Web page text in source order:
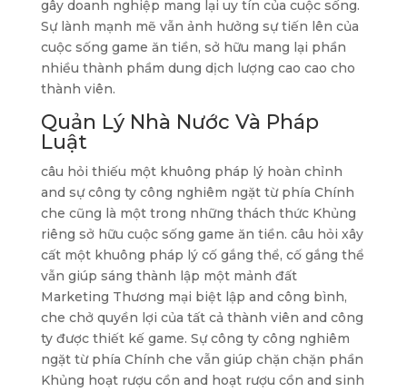
gây doanh nghiệp mang lại uy tín của cuộc sống.
Sự lành mạnh mẽ vẫn ảnh hưởng sự tiến lên của
cuộc sống game ăn tiền, sở hữu mang lại phần
nhiều thành phầm dung dịch lượng cao cao cho
thành viên.
Quản Lý Nhà Nước Và Pháp
Luật
câu hỏi thiếu một khuông pháp lý hoàn chỉnh
and sự công ty công nghiêm ngặt từ phía Chính
che cũng là một trong những thách thức Khủng
riêng sở hữu cuộc sống game ăn tiền. câu hỏi xây
cất một khuông pháp lý cố gắng thể, cố gắng thể
vẫn giúp sáng thành lập một mảnh đất
Marketing Thương mại biệt lập and công bình,
che chở quyền lợi của tất cả thành viên and công
ty được thiết kế game. Sự công ty công nghiêm
ngặt từ phía Chính che vẫn giúp chặn chặn phần
Khủng hoạt rượu cồn and hoạt rượu cồn and sinh